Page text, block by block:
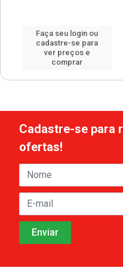
Faça seu login ou
cadastre-se para
ver preços e
comprar
Cadastre-se para
ofertas!